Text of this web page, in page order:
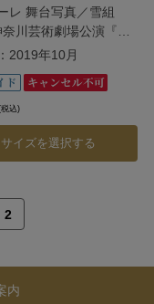
レ 舞台写真／雪組
川芸術劇場公演『ハ
・ゴシップ』
2019年10月
込)
サイズを選択する
2
内